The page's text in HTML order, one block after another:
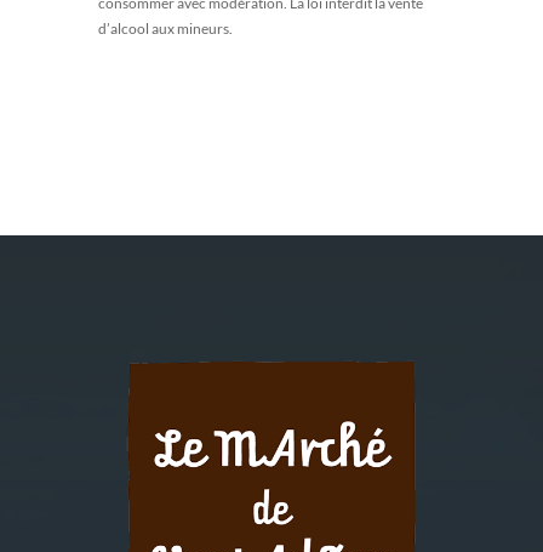
d’alcool aux mineurs.